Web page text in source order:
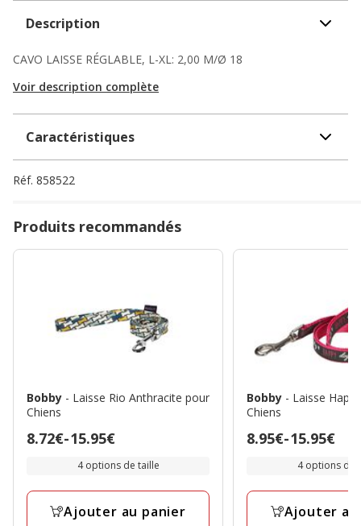
Description
CAVO LAISSE RÉGLABLE, L-XL: 2,00 M/Ø 18
Voir description complète
Caractéristiques
Réf. 858522
Produits recommandés
Bobby - Laisse Rio Anthracite pour
Chiens
Prix
à
15.95€
8.72€-15.95€
4 options de taille
Ajouter au panier
Bobby - Laisse
Chiens
Prix
à
15.95€
8.95€-15.95€
4 options de
Ajouter